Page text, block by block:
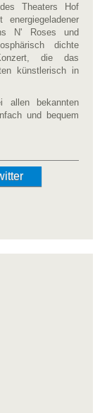
Theaters Hof
N' Roses und
dichte
die das
künstlerisch in
allen bekannten
und bequem